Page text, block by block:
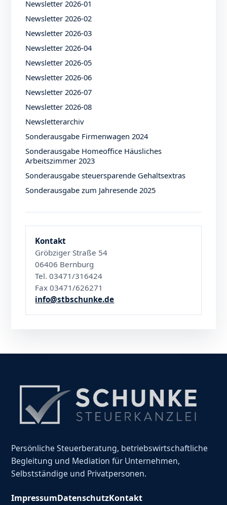
Newsletter 2026-01
Newsletter 2026-02
Newsletter 2026-03
Newsletter 2026-04
Newsletter 2026-05
Newsletter 2026-06
Newsletter 2026-07
Newsletter 2026-08
Newsletterarchiv
Sonderausgabe Firmenwagen 2024
Sonderausgabe Homeoffice Häusliches
Arbeitszimmer 2023
Sonderausgabe steuersparende Gehaltsextras
Sonderausgabe zum Jahresende 2025
Kontakt
Gröbziger Straße 54
06406 Bernburg
Tel. 03471/316424
Fax 03471/626271
info@stbschunke.de
Persönliche Steuerberatung, betriebswirtschaftliche
Begleitung und Mediation für Unternehmen,
Selbstständige und Privatpersonen.
ImpressumDatenschutzKontakt